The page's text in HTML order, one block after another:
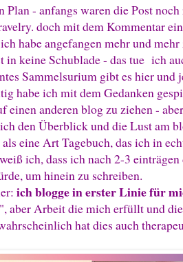
Plan - anfangs waren die Post
doch mit dem Kommentar
habe angefangen mehr und
in keine Schublade - das tue ich
Sammelsurium gibt es hier und
habe ich mit dem Gedanken
einen anderen blog zu ziehen -
den Überblick und die Lust am
als eine Art Tagebuch, das ich in
ich, dass ich nach 2-3
um hinein zu schreiben.
ich blogge in erster Linie für
aber Arbeit die mich erfüllt und
hat dies auch